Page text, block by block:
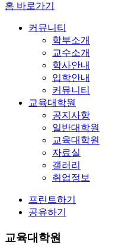
홈 바로가기
커뮤니티
학부소개
교수소개
학사안내
입학안내
커뮤니티
교육대학원
공지사항
일반대학원
교육대학원
자료실
갤러리
취업정보
프린트하기
공유하기
교육대학원